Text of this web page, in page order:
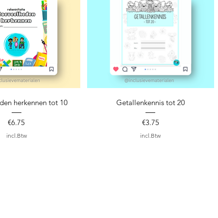
overzicht
herkennen tot 10
Prijs
€6.75
incl.Btw
Snel overzicht
Getallenkennis tot 20
Prijs
€3.75
incl.Btw